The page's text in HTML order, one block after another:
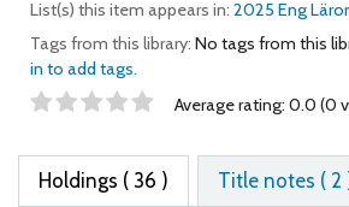
List(s) this item appears in: 2025 Eng
Tags from this library: No tags from this
in to add tags.
Star ratings Average rating: 0.0 (0
Holdings ( 36 ) Title notes ( 2